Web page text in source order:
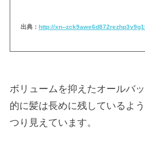
出典： http://xn--
ボリュームを抑えたオールバ
的に髪は長めに残しているよ
つり見えています。